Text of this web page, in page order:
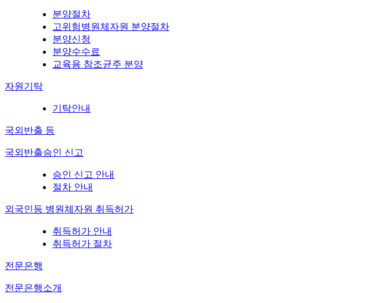
분양절차
고위험병원체자원 분양절차
분양신청
분양수수료
교육용 참조균주 분양
자원기탁
기탁안내
국외반출 등
국외반출승인 신고
승인 신고 안내
절차 안내
외국인등 병원체자원 취득허가
취득허가 안내
취득허가 절차
전문은행
전문은행소개